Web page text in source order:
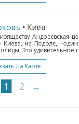
• Киев
Андреевская
Киева, на Подоле,
Это удивительное
На Карте
1 2 →